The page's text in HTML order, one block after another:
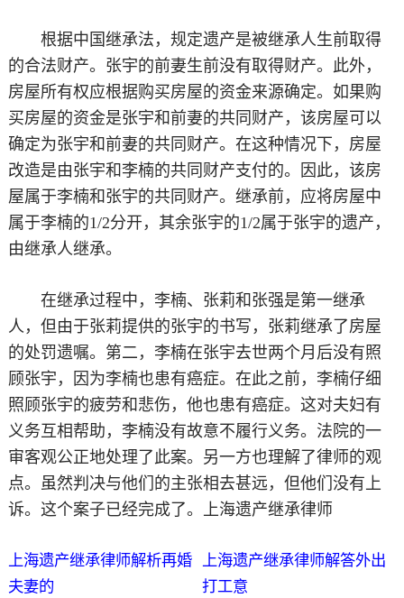
根据中国继承法，规定遗产是被继承人生前取得
的合法财产。张宇的前妻生前没有取得财产。此外，
房屋所有权应根据购买房屋的资金来源确定。如果购
买房屋的资金是张宇和前妻的共同财产，该房屋可以
确定为张宇和前妻的共同财产。在这种情况下，房屋
改造是由张宇和李楠的共同财产支付的。因此，该房
屋属于李楠和张宇的共同财产。继承前，应将房屋中
属于李楠的1/2分开，其余张宇的1/2属于张宇的遗产，
由继承人继承。
在继承过程中，李楠、张莉和张强是第一继承
人，但由于张莉提供的张宇的书写，张莉继承了房屋
的处罚遗嘱。第二，李楠在张宇去世两个月后没有照
顾张宇，因为李楠也患有癌症。在此之前，李楠仔细
照顾张宇的疲劳和悲伤，他也患有癌症。这对夫妇有
义务互相帮助，李楠没有故意不履行义务。法院的一
审客观公正地处理了此案。另一方也理解了律师的观
点。虽然判决与他们的主张相去甚远，但他们没有上
诉。这个案子已经完成了。上海遗产继承律师
上海遗产继承律师解析再婚
夫妻的
上海遗产继承律师解答外出
打工意